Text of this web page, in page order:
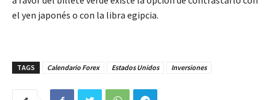
el yen japonés o con la libra egipcia.
TAGS Calendario Forex Estados Unidos Inversiones